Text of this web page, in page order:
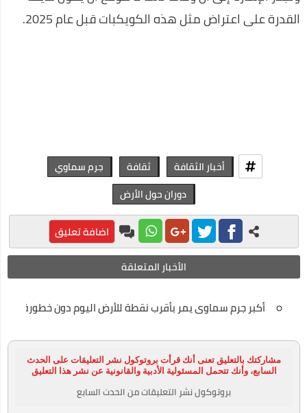
رئيس الوزراء يتفقد عددا من الأكمنة للتأكد من تطبيق قرارات حظر
الحركات المرورية التي تسهل عليكي السواقة
تطعيم سولك ضد شلل الاطفال
القدرة على اعتراض مثل هذه الكويكبات قبل عام 2025.
أخبار الثقافة ثقافة
جرم سماوي
دوران حول الأرض
اضافة تعليق
الأخبار المتعلقة
أكبر جرم سماوى يمر بأقرب نقطة للأرض اليوم دون خطورة
مشاركتك بالتعليق تعنى أنك قرأت بروتوكول نشر التعليقات على الحدث
السابع، وأنك تتحمل المسئولية الأدبية والقانونية عن نشر هذا التعليق
بروتوكول نشر التعليقات من الحدث السابع